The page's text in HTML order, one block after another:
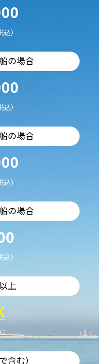
）
の場合
）
の場合
）
の場合
）
上
）
含む）